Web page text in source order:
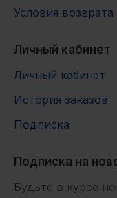
Условия возврата
Личный кабинет
Личный кабинет
История заказов
Подписка
Подписка на
Будьте в курсе